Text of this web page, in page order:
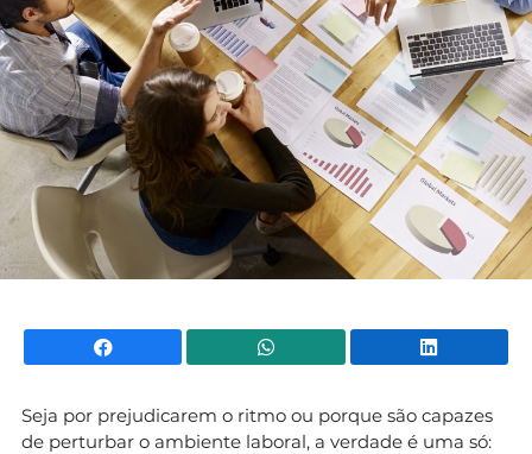
Facebook WhatsApp
Seja por prejudicarem o ritmo ou porque são capazes
de perturbar o ambiente laboral, a verdade é uma só: